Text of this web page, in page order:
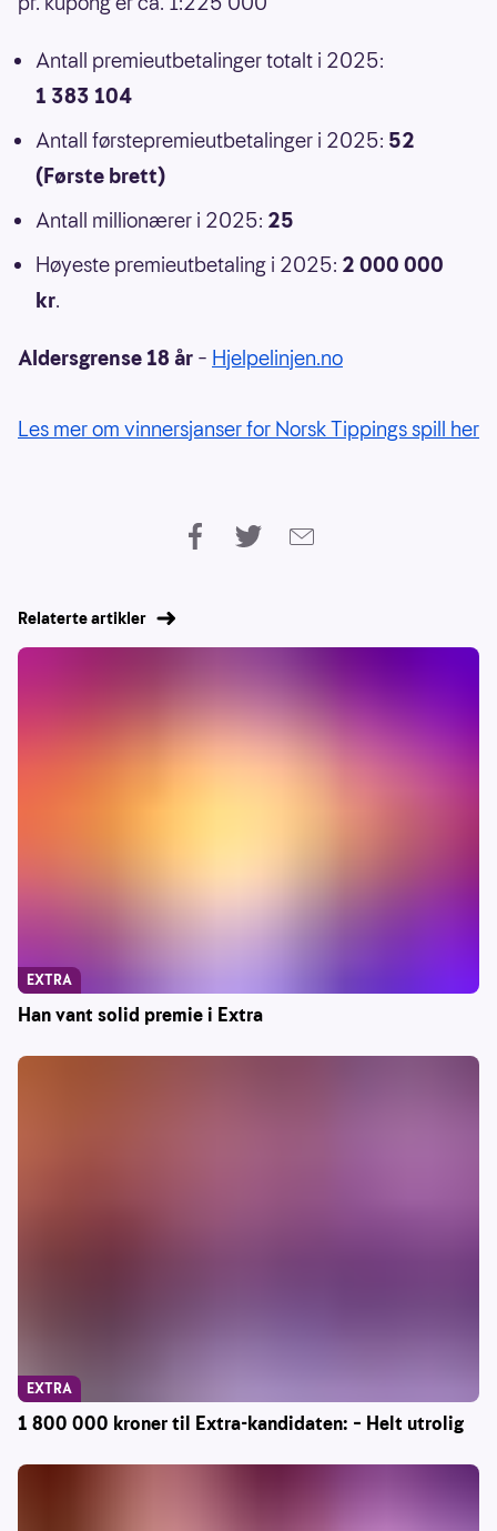
Antall premieutbetalinger totalt i 2025:
1 383 104
Antall førstepremieutbetalinger i 2025: 52
(Første brett)
Antall millionærer i 2025: 25
Høyeste premieutbetaling i 2025: 2 000 000
kr.
Aldersgrense 18 år – Hjelpelinjen.no
Les mer om vinnersjanser for Norsk Tippings spill her
Relaterte artikler
Han vant solid premie i Extra
EXTRA
1 800 000 kroner til Extra-kandidaten: – Helt utrolig
EXTRA